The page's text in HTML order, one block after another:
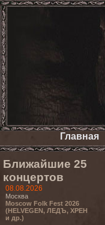
Главная
Ближайшие 25
концертов
08.08.2026
Москва
Moscow Folk Fest 2026
(HELVEGEN, ЛЕДЪ, ХРЕН
и др.)